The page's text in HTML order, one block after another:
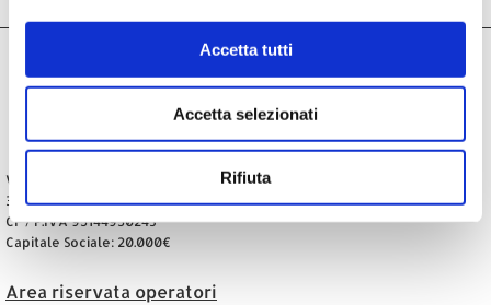
Accetta tutti
Accetta selezionati
Rifiuta
Via Roma 94
36040 Sossano (VI)
CF / P.IVA 95144950243
Capitale Sociale: 20.000€
Area riservata operatori